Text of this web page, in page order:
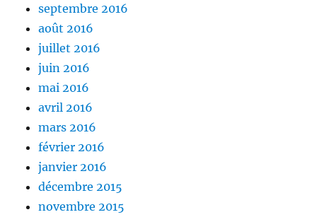
septembre 2016
août 2016
juillet 2016
juin 2016
mai 2016
avril 2016
mars 2016
février 2016
janvier 2016
décembre 2015
novembre 2015